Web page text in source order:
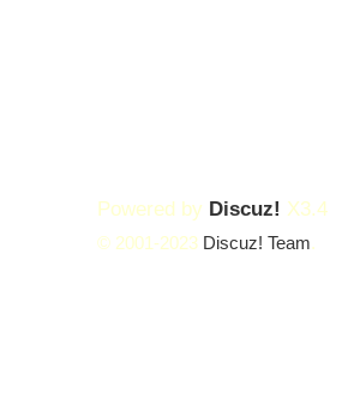
Powered by Discuz! X3.4
© 2001-2023 Discuz! Team.